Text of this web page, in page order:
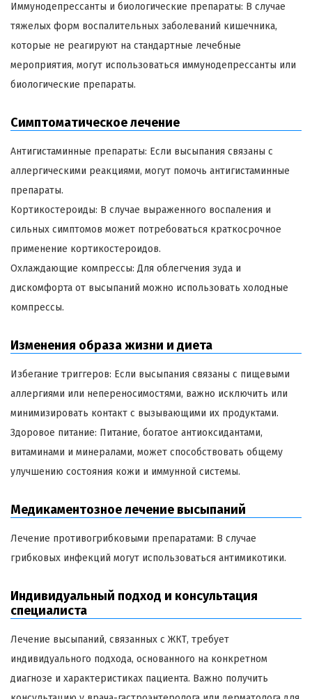
Иммунодепрессанты и биологические препараты: В случае
тяжелых форм воспалительных заболеваний кишечника,
которые не реагируют на стандартные лечебные
мероприятия, могут использоваться иммунодепрессанты или
биологические препараты.
Симптоматическое лечение
Антигистаминные препараты: Если высыпания связаны с
аллергическими реакциями, могут помочь антигистаминные
препараты.
Кортикостероиды: В случае выраженного воспаления и
сильных симптомов может потребоваться краткосрочное
применение кортикостероидов.
Охлаждающие компрессы: Для облегчения зуда и
дискомфорта от высыпаний можно использовать холодные
компрессы.
Изменения образа жизни и диета
Избегание триггеров: Если высыпания связаны с пищевыми
аллергиями или непереносимостями, важно исключить или
минимизировать контакт с вызывающими их продуктами.
Здоровое питание: Питание, богатое антиоксидантами,
витаминами и минералами, может способствовать общему
улучшению состояния кожи и иммунной системы.
Медикаментозное лечение высыпаний
Лечение противогрибковыми препаратами: В случае
грибковых инфекций могут использоваться антимикотики.
Индивидуальный подход и консультация
специалиста
Лечение высыпаний, связанных с ЖКТ, требует
индивидуального подхода, основанного на конкретном
диагнозе и характеристиках пациента. Важно получить